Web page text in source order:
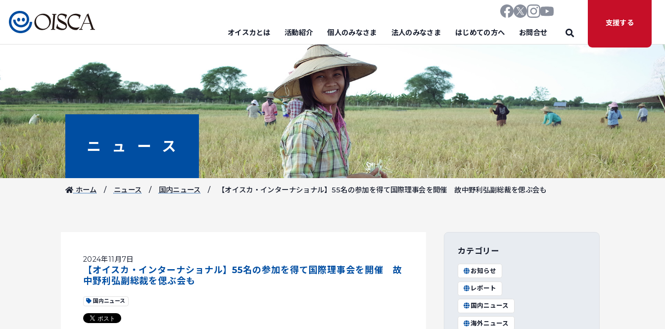
オイスカとは 活動紹介 個人のみなさま 法人のみなさま はじめての方へ お問合せ
支援する
ニュース
ホーム ニュース 国内ニュース 【オイスカ・インターナショナル】55名の参加を得て国際理事会を開催 故中野利弘副総裁を偲ぶ会も
2024年11月7日
【オイスカ・インターナショナル】55名の参加を得て国際理事会を開催 故
中野利弘副総裁を偲ぶ会も
国内ニュース
カテゴリー
お知らせ
レポート
国内ニュース
海外ニュース